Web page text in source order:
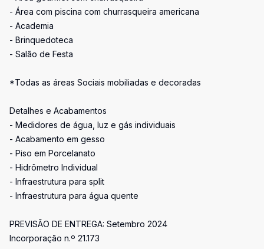
- Área com piscina com churrasqueira americana
- Academia
- Brinquedoteca
- Salão de Festa
*Todas as áreas Sociais mobiliadas e decoradas
Detalhes e Acabamentos
- Medidores de água, luz e gás individuais
- Acabamento em gesso
- Piso em Porcelanato
- Hidrômetro Individual
- Infraestrutura para split
- Infraestrutura para água quente
PREVISÃO DE ENTREGA: Setembro 2024
Incorporação n.º 21.173